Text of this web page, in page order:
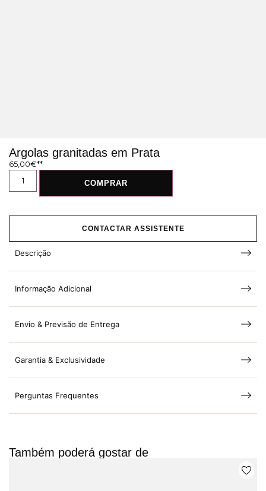
Argolas granitadas em Prata
65,00€
COMPRAR
CONTACTAR ASSISTENTE
Descrição
Informação Adicional
Envio & Previsão de Entrega
Garantia & Exclusividade
Perguntas Frequentes
Também poderá gostar de